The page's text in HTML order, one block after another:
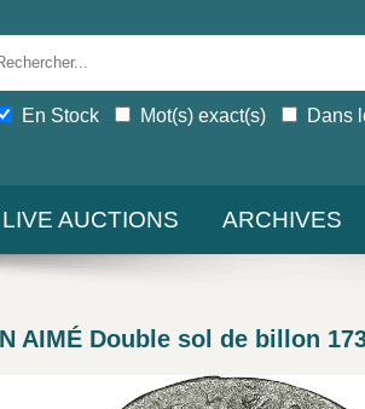
En Stock Mot(s) exact(s) Dans
LIVE AUCTIONS ARCHIVES
AIMÉ Double sol de billon